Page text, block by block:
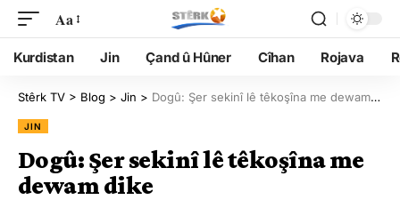
Aa
Kurdistan Jin Çand û Hûner Cîhan Rojava
Stêrk TV > Blog > Jin > Dogû: Şer sekinî lê têkoşîna me dewam dike
JIN
Dogû: Şer sekinî lê têkoşîna me
dewam dike